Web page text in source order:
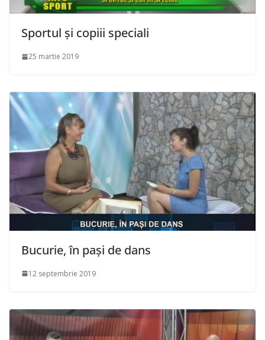
Sportul și copiii speciali
25 martie 2019
Bucurie, în pași de dans
12 septembrie 2019